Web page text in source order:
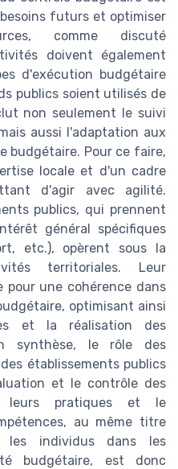
futurs et optimiser
comme discuté
doivent également
d'exécution budgétaire
publics soient utilisés de
non seulement le suivi
aussi l'adaptation aux
budgétaire. Pour ce faire,
locale et d'un cadre
d'agir avec agilité.
publics, qui prennent
général spécifiques
etc.), opèrent sous la
territoriales. Leur
pour une cohérence dans
optimisant ainsi
et la réalisation des
synthèse, le rôle des
établissements publics
et le contrôle des
leurs pratiques et le
au même titre
les individus dans les
budgétaire, est donc